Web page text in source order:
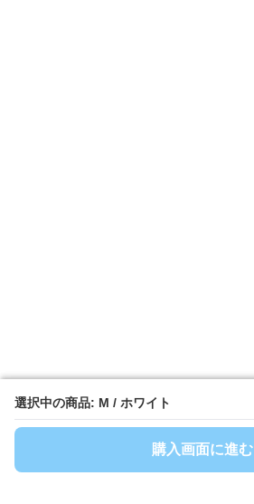
選択中の商品: M / ホワイト
購入画面に進む
選択中の商品: M / ホワイト
購入画面に進む